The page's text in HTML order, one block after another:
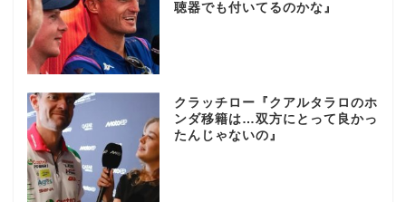
聴器でも付いてるのかな』
クラッチロー『クアルタラロのホ
ンダ移籍は…双方にとって良かっ
たんじゃないの』